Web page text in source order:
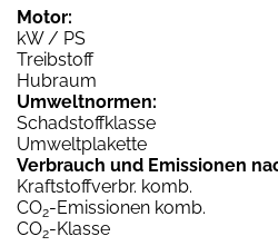
Motor:
kW / PS
Treibstoff
Hubraum
Umweltnormen:
Schadstoffklasse
Umweltplakette
Verbrauch und Emissionen
Kraftstoffverbr. komb.
CO2-Emissionen komb.
CO2-Klasse